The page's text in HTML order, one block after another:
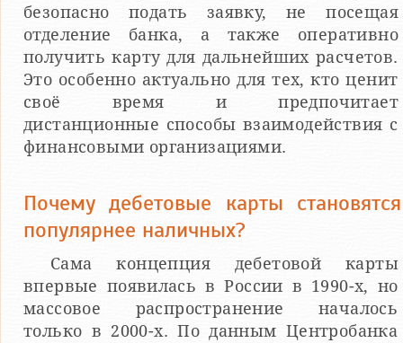
безопасно подать заявку, не посещая
отделение банка, а также оперативно
получить карту для дальнейших расчетов.
Это особенно актуально для тех, кто ценит
своё время и предпочитает
дистанционные способы взаимодействия с
финансовыми организациями.
Почему дебетовые карты становятся
популярнее наличных?
Сама концепция дебетовой карты
впервые появилась в России в 1990-х, но
массовое распространение началось
только в 2000-х. По данным Центробанка